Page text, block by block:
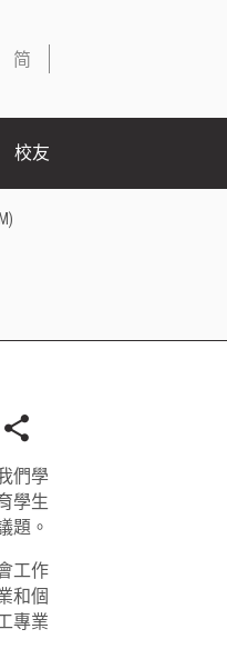
简
校友
們學
學生
題。
工作
和個
專業